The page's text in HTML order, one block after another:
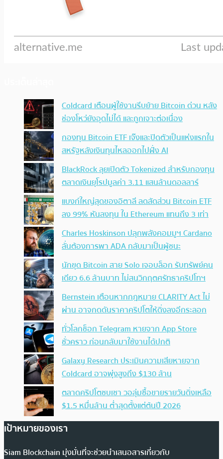
Coldcard เตือนผู้ใช้งานรีบย้าย Bitcoin ด่วน หลัง
ช่องโหว่ยังอุดไม่ได้ และถูกเจาะต่อเนื่อง
กองทุน Bitcoin ETF เจ๊งและปิดตัวเป็นแห่งแรกใน
สหรัฐหลังเงินทุนไหลออกไปฝั่ง AI
BlackRock ลุยเปิดตัว Tokenized สำหรับกองทุน
ตลาดเงินยุโรปมูลค่า 3.11 แสนล้านดอลลาร์
แบงก์ใหญ่สุดของอิตาลี ลดสัดส่วน Bitcoin ETF
ลง 99% หันลงทุน ใน Ethereum แทนถึง 3 เท่า
Charles Hoskinson ปลุกพลังคอมมูฯ Cardano
ลั่นต้องการพา ADA กลับมาเป็นผู้ชนะ
นักขุด Bitcoin สาย Solo เจอบล็อก รับทรัพย์คน
เดียว 6.6 ล้านบาท ไม่สนวิกฤตศรัทธาคริปโทฯ
Bernstein เตือนหากกฎหมาย CLARITY Act ไม่
ผ่าน อาจกดดันราคาคริปโตให้ดิ่งลงอีกระลอก
ทั่วโลกช็อก Telegram หายจาก App Store
ชั่วคราว ก่อนกลับมาใช้งานได้ปกติ
Galaxy Research ประเมินความเสียหายจาก
Coldcard อาจพุ่งสูงถึง $130 ล้าน
ตลาดคริปโตซบเซา วอลุ่มซื้อขายรายวันดิ่งเหลือ
$1.5 หมื่นล้าน ต่ำสุดตั้งแต่ต้นปี 2026
เป้าหมายของเรา
Siam Blockchain มุ่งมั่นที่จะช่วยนำเสนอสารเกี่ยวกับ